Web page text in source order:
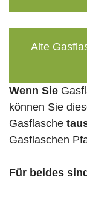
Alte
Wenn Sie
können Sie
Gasflasche
Gasflaschen
Für beides